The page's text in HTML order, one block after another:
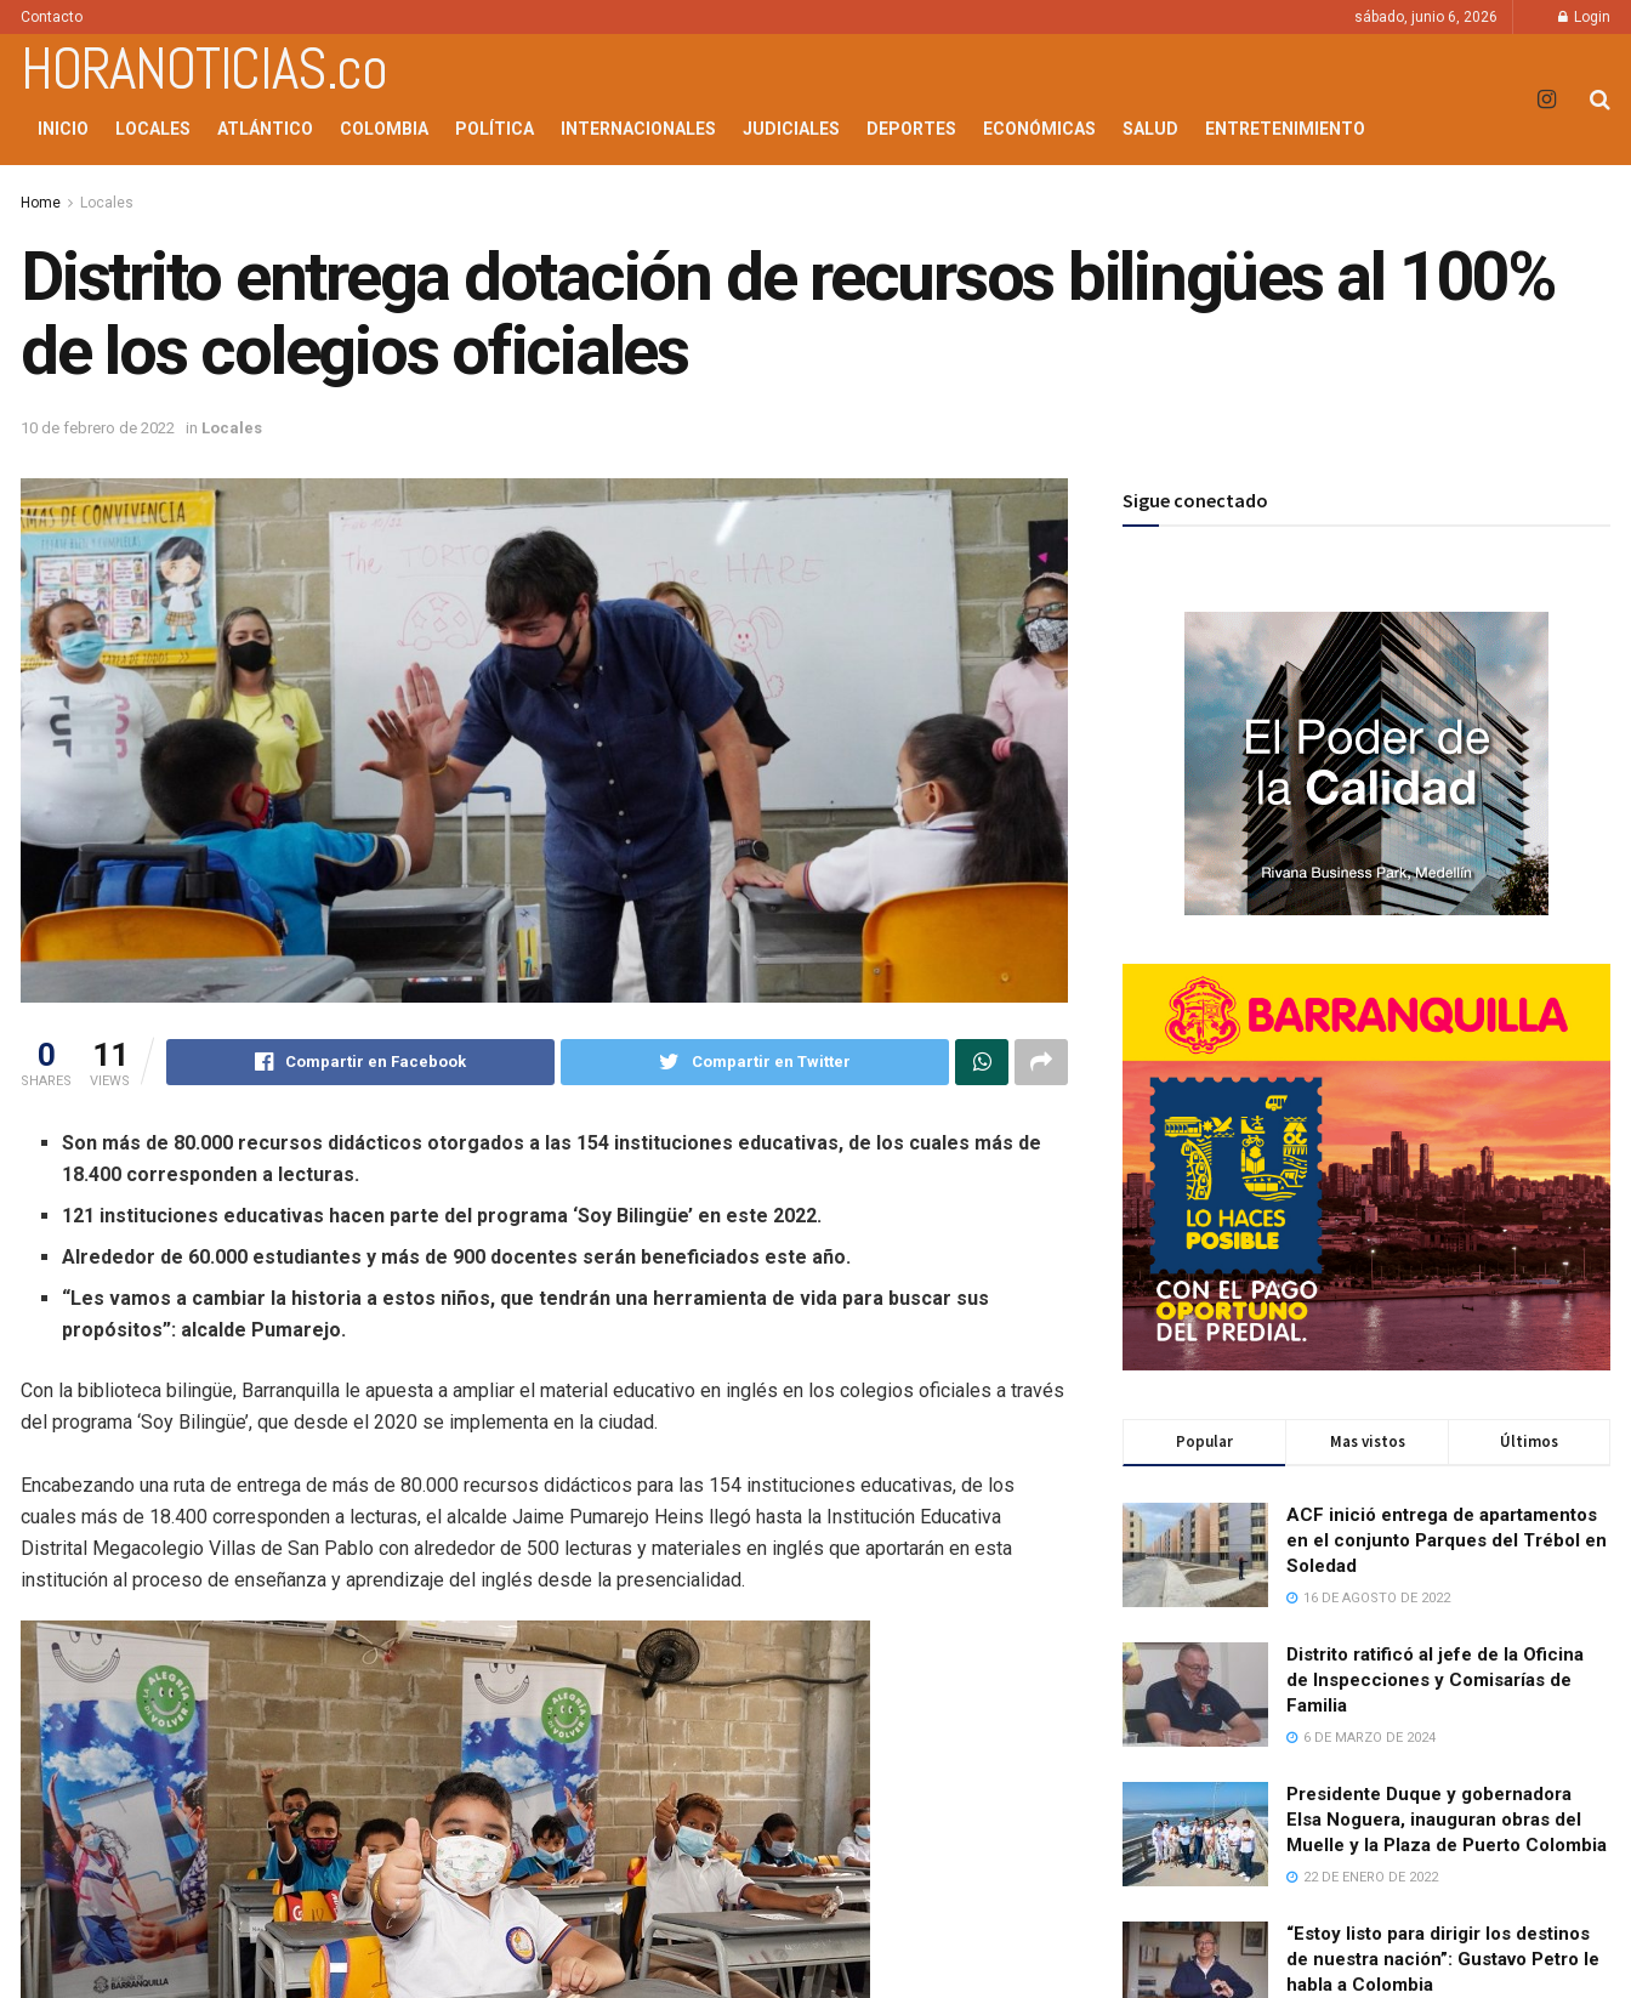
Contacto sábado, junio 6, 2026 Login
HORANOTICIAS.co
INICIO LOCALES ATLÁNTICO COLOMBIA POLÍTICA INTERNACIONALES JUDICIALES DEPORTES ECONÓMICAS SALUD ENTRETENIMIENTO
Home Locales
Distrito entrega dotación de recursos bilingües al 100%
de los colegios oficiales
10 de febrero de 2022 in Locales
0
SHARES
11
VIEWS
Compartir en Facebook Compartir en Twitter
Son más de 80.000 recursos didácticos otorgados a las 154 instituciones educativas, de los cuales más de
18.400 corresponden a lecturas.
121 instituciones educativas hacen parte del programa ‘Soy Bilingüe’ en este 2022.
Alrededor de 60.000 estudiantes y más de 900 docentes serán beneficiados este año.
“Les vamos a cambiar la historia a estos niños, que tendrán una herramienta de vida para buscar sus
propósitos”: alcalde Pumarejo.
Con la biblioteca bilingüe, Barranquilla le apuesta a ampliar el material educativo en inglés en los colegios oficiales a través
del programa ‘Soy Bilingüe’, que desde el 2020 se implementa en la ciudad.
Encabezando una ruta de entrega de más de 80.000 recursos didácticos para las 154 instituciones educativas, de los
cuales más de 18.400 corresponden a lecturas, el alcalde Jaime Pumarejo Heins llegó hasta la Institución Educativa
Distrital Megacolegio Villas de San Pablo con alrededor de 500 lecturas y materiales en inglés que aportarán en esta
institución al proceso de enseñanza y aprendizaje del inglés desde la presencialidad.
Sigue conectado
Popular Mas vistos Últimos
ACF inició entrega de apartamentos
en el conjunto Parques del Trébol en
Soledad
16 DE AGOSTO DE 2022
Distrito ratificó al jefe de la Oficina
de Inspecciones y Comisarías de
Familia
6 DE MARZO DE 2024
Presidente Duque y gobernadora
Elsa Noguera, inauguran obras del
Muelle y la Plaza de Puerto Colombia
22 DE ENERO DE 2022
“Estoy listo para dirigir los destinos
de nuestra nación”: Gustavo Petro le
habla a Colombia